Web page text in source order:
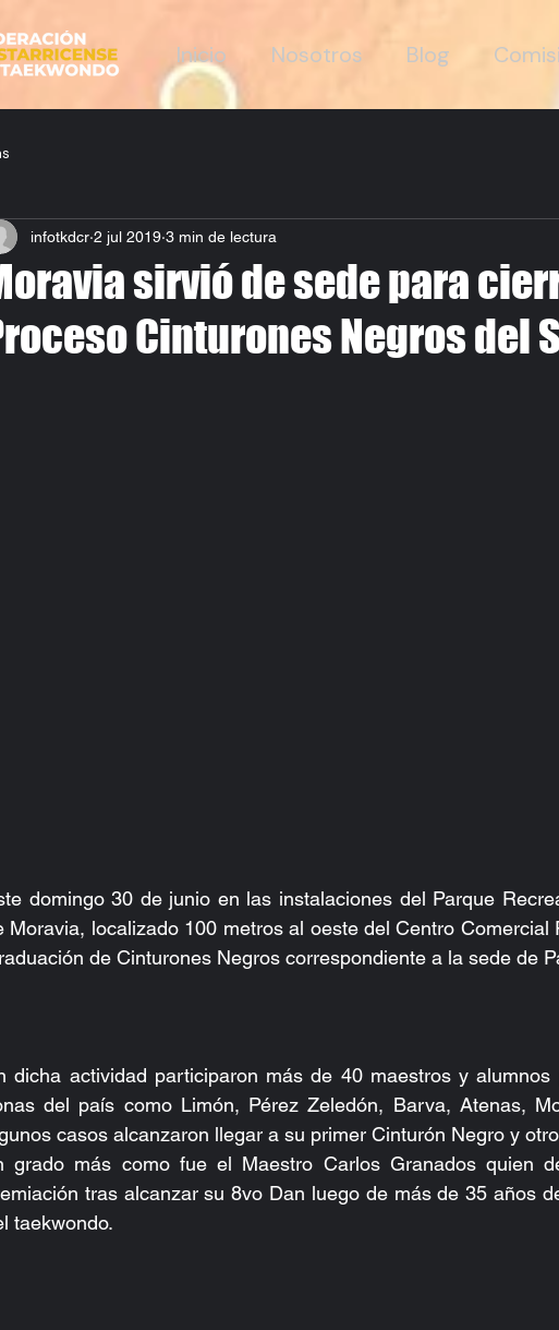
Inicio Nosotros Blog
sirvió de sede para
Cinturones Negros del
infotkdcr 2 jul 2019 3 min de lectura
domingo 30 de junio en las instalaciones del Parque
Moravia, localizado 100 metros al oeste del Centro Comercial
de Cinturones Negros correspondiente a la sede de
dicha actividad participaron más de 40 maestros y alumnos
del país como Limón, Pérez Zeledón, Barva, Atenas,
casos alcanzaron llegar a su primer Cinturón Negro y
grado más como fue el Maestro Carlos Granados quien
tras alcanzar su 8vo Dan luego de más de 35 años
taekwondo.